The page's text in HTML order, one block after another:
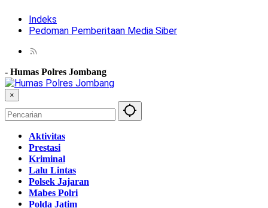
Indeks
Pedoman Pemberitaan Media Siber
- Humas Polres Jombang
×
Aktivitas
Prestasi
Kriminal
Lalu Lintas
Polsek Jajaran
Mabes Polri
Polda Jatim